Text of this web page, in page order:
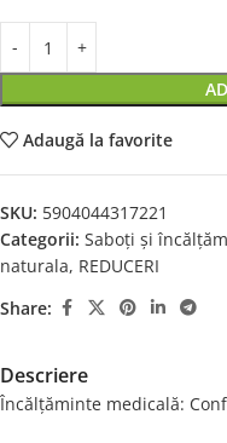
Adaugă la favorite
SKU: 5904044317221
Categorii: Saboți și
naturala, REDUCERI
Share:
Descriere
Încălțăminte medicală: